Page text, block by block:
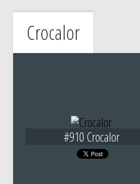
Crocalor
#910 Crocalor